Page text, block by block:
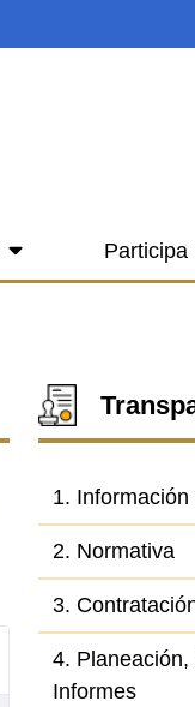
Participa
1.
2. Normativa
3.
4.
Informes